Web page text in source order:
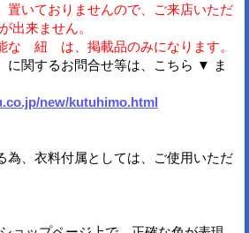
置いておりませんので、ご来店いただ
出来ません。
な 紐 は、掲載品のみになります。
関するお問合せ等は、こちら ▼ ま
new/kutuhimo.html
為、衣料付属としては、ご使用いただ